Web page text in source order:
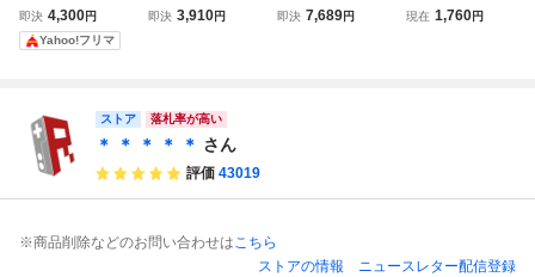
コン ディスクシ
ステム ドキドキ
パニック
即決 4,300円
Yahoo!フリマ
フト（ディスクシ
即決 3,910円
ドキドキパニック
即決 7,689円
トリシャン（ディ
現在 1,760円
ストア 落札率が高い
＊ ＊ ＊ ＊ ＊ さん
評価 43019
※商品削除などのお問い合わせはこちら
ストアの情報
ニュースレター配信登録